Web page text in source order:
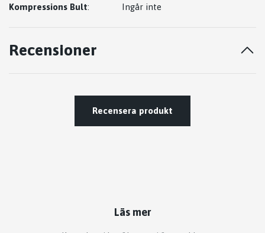
Kompressions Bult: Ingår inte
Recensioner
Recensera produkt
Läs mer